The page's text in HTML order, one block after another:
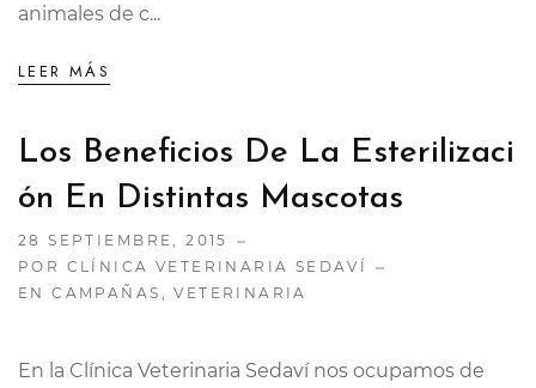
animales de c...
LEER MÁS
Los Beneficios De La Esterilizaci
Ón En Distintas Mascotas
28 SEPTIEMBRE, 2015
POR CLÍNICA VETERINARIA SEDAVÍ
ENCAMPAÑAS ,VETERINARIA
En la Clínica Veterinaria Sedaví nos ocupamos de